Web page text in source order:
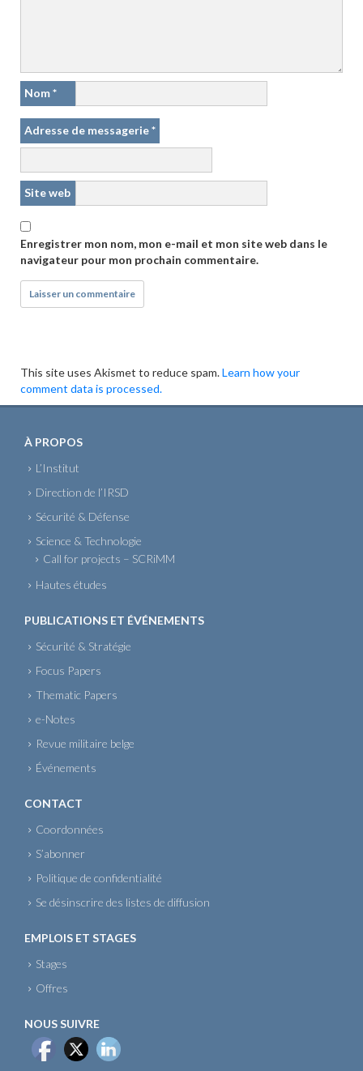
Nom*
Adresse de messagerie*
Site web
Enregistrer mon nom, mon e-mail et mon site web dans le
navigateur pour mon prochain commentaire.
This site uses Akismet to reduce spam.Learn how your
comment data is processed.
À PROPOS
L’Institut
Direction de l’IRSD
Sécurité & Défense
Science & Technologie
Call for projects – SCRiMM
Hautes études
PUBLICATIONS ET ÉVÉNEMENTS
Sécurité & Stratégie
Focus Papers
Thematic Papers
e-Notes
Revue militaire belge
Événements
CONTACT
Coordonnées
S’abonner
Politique de confidentialité
Se désinscrire des listes de diffusion
EMPLOIS ET STAGES
Stages
Offres
NOUS SUIVRE